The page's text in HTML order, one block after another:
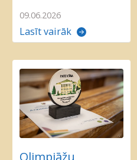
09.06.2026
Lasīt vairāk